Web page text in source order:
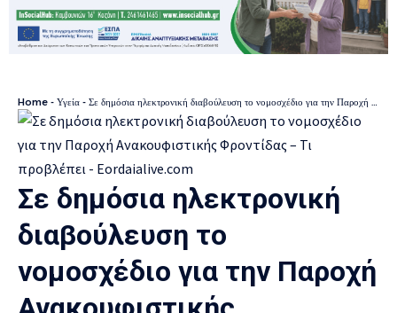
Home - Υγεία - Σε δημόσια ηλεκτρονική διαβούλευση το νομοσχέδιο για την Παροχή Ανακουφιστικής Φροντίδας – Τι προβλέπει
Σε δημόσια ηλεκτρονική
διαβούλευση το
νομοσχέδιο για την Παροχή